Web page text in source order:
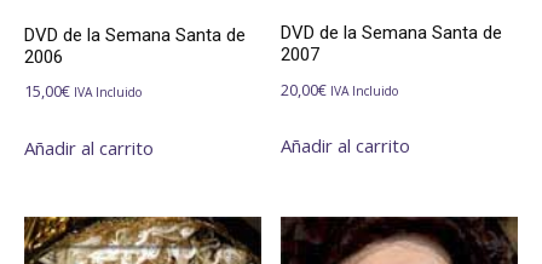
DVD de la Semana Santa de
2006
15,00€ IVA Incluido
Añadir al carrito
DVD de la Semana Santa de
2007
20,00€ IVA Incluido
Añadir al carrito